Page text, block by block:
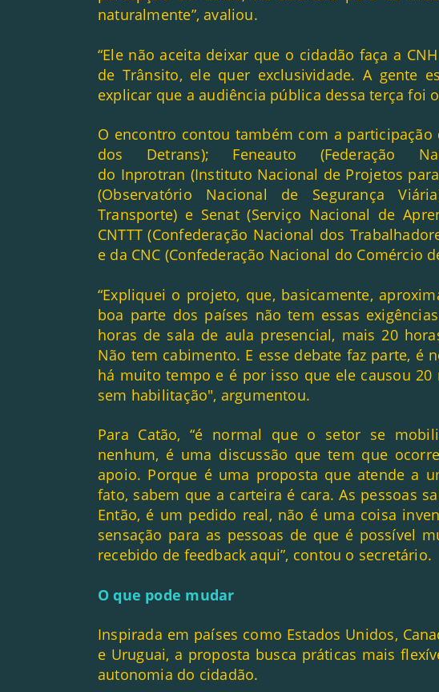
naturalmente”, avaliou.
“Ele não aceita deixar que o cidadão faça a
de Trânsito, ele quer exclusividade. A gente
explicar que a audiência pública dessa terça foi
O encontro contou também com a participação
dos Detrans); Feneauto (Federação
do Inprotran (Instituto Nacional de Projetos
(Observatório Nacional de Segurança
Transporte) e Senat (Serviço Nacional de
CNTTT (Confederação Nacional dos
e da CNC (Confederação Nacional do Comércio
“Expliquei o projeto, que, basicamente,
boa parte dos países não tem essas
horas de sala de aula presencial, mais 20
Não tem cabimento. E esse debate faz parte, é
há muito tempo e é por isso que ele causou
sem habilitação", argumentou.
Para Catão, “é normal que o setor se
nenhum, é uma discussão que tem que
apoio. Porque é uma proposta que atende a
fato, sabem que a carteira é cara. As pessoas
Então, é um pedido real, não é uma coisa
sensação para as pessoas de que é possível
recebido de feedback aqui”, contou o secretário.
O que pode mudar
Inspirada em países como Estados Unidos,
e Uruguai, a proposta busca práticas mais
autonomia do cidadão.